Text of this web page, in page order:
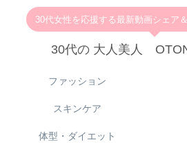
30代女性を応援する最新動画シェア
30代の 大人美人
ファッション
スキンケア
体型・ダイエット